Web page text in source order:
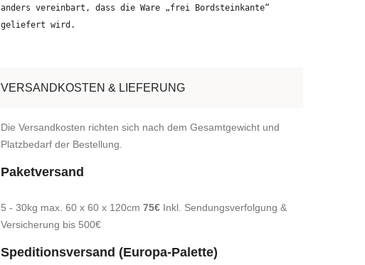
anders vereinbart, dass die Ware „frei Bordsteinkante“
geliefert wird.
VERSANDKOSTEN & LIEFERUNG
Die Versandkosten richten sich nach dem Gesamtgewicht und
Platzbedarf der Bestellung.
Paketversand
5 - 30kg max. 60 x 60 x 120cm 75€Inkl. Sendungsverfolgung &
Versicherung bis 500€
Speditionsversand (Europa-Palette)